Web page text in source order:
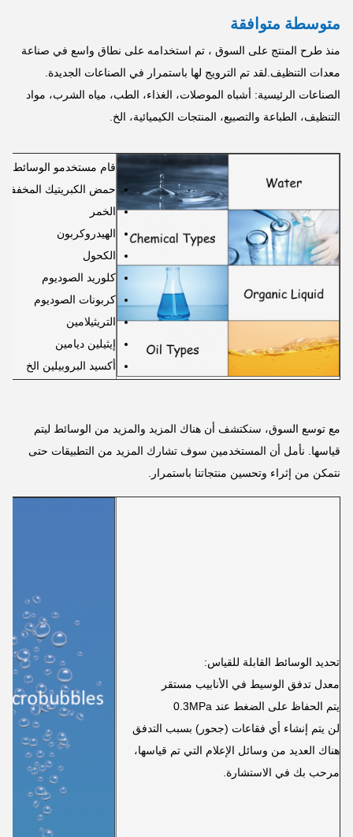
متوسطة متوافقة
منذ طرح المنتج على السوق ، تم استخدامه على نطاق واسع في صناعة
معدات التنظيف.لقد تم الترويج لها باستمرار في الصناعات الجديدة.
الصناعات الرئيسية: أشباه الموصلات، الغذاء، الطب، مياه الشرب، مواد
التنظيف، الطباعة والتصبيع، المنتجات الكيميائية، الخ.
قام مستخدمو الوسائط
حمض الكبريتيك المخفف
الخمر
الهيدروكربون
الكحول
كلوريد الصوديوم
كربونات الصوديوم
التريثيلامين
إيثيلين ديامين
أكسيد البروبيلين الخ
مع توسع السوق، سنكتشف أن هناك المزيد والمزيد من الوسائط ليتم
قياسها. نأمل أن المستخدمين سوف تشارك المزيد من التطبيقات حتى
نتمكن من إثراء وتحسين منتجاتنا باستمرار.
تحديد الوسائط القابلة للقياس:
معدل تدفق الوسيط في الأنابيب مستقر
يتم الحفاظ على الضغط عند 0.3MPa
لن يتم إنشاء أي فقاعات (جحور) بسبب التدفق
هناك العديد من وسائل الإعلام التي تم قياسها،
مرحب بك في الاستشارة.